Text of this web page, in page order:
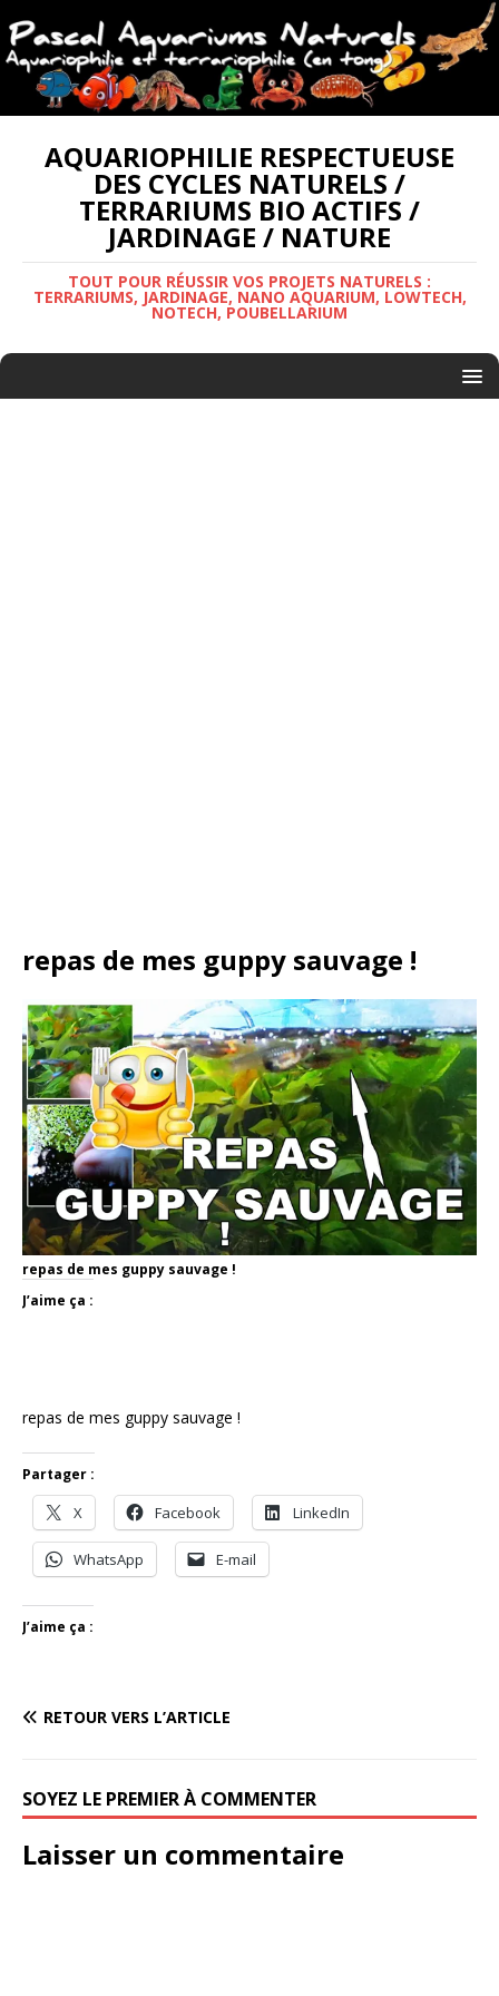
AQUARIOPHILIE RESPECTUEUSE
DES CYCLES NATURELS /
TERRARIUMS BIO ACTIFS /
JARDINAGE / NATURE
TOUT POUR RÉUSSIR VOS PROJETS NATURELS :
TERRARIUMS, JARDINAGE, NANO AQUARIUM, LOWTECH,
NOTECH, POUBELLARIUM
repas de mes guppy sauvage !
repas de mes guppy sauvage !
J’aime ça :
repas de mes guppy sauvage !
Partager :
X Facebook LinkedIn
WhatsApp E-mail
J’aime ça :
RETOUR VERS L’ARTICLE
SOYEZ LE PREMIER À COMMENTER
Laisser un commentaire